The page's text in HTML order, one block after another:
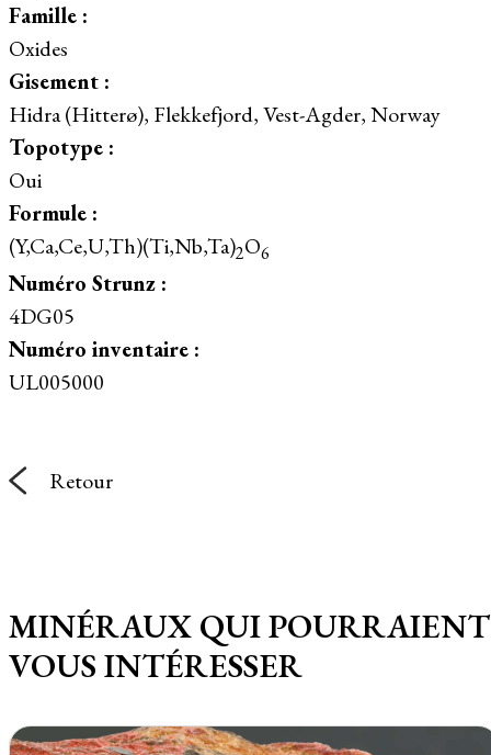
Famille :
Oxides
Gisement :
Hidra (Hitterø), Flekkefjord, Vest-Agder, Norway
Topotype :
Oui
Formule :
(Y,Ca,Ce,U,Th)(Ti,Nb,Ta)2O6
Numéro Strunz :
4DG05
Numéro inventaire :
UL005000
Retour
MINÉRAUX QUI POURRAIENT
VOUS INTÉRESSER